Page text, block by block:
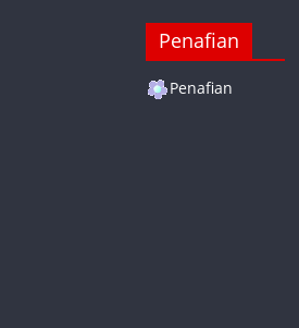
Penafian
Penafian